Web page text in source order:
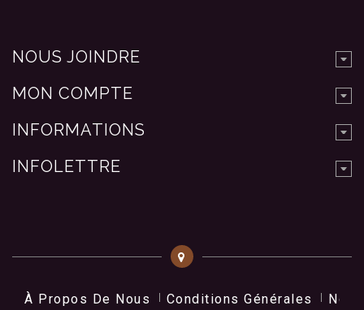
NOUS JOINDRE
MON COMPTE
INFORMATIONS
INFOLETTRE
À Propos De Nous Conditions Générales Nos